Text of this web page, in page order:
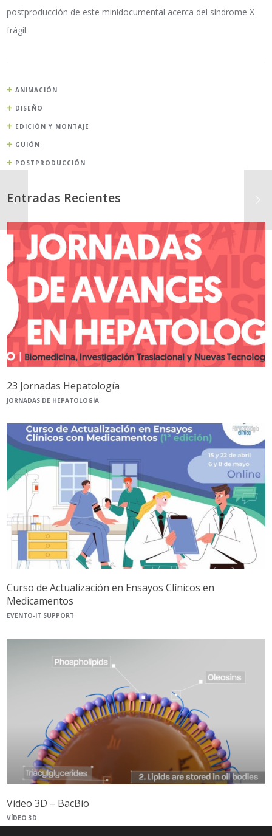
postproducción de este minidocumental acerca del síndrome X
frágil.
ANIMACIÓN
DISEÑO
EDICIÓN Y MONTAJE
GUIÓN
POSTPRODUCCIÓN
Entradas Recientes
23 Jornadas Hepatología
JORNADAS DE HEPATOLOGÍA
Curso de Actualización en Ensayos Clínicos en
Medicamentos
EVENTO-IT SUPPORT
Video 3D – BacBio
VÍDEO 3D